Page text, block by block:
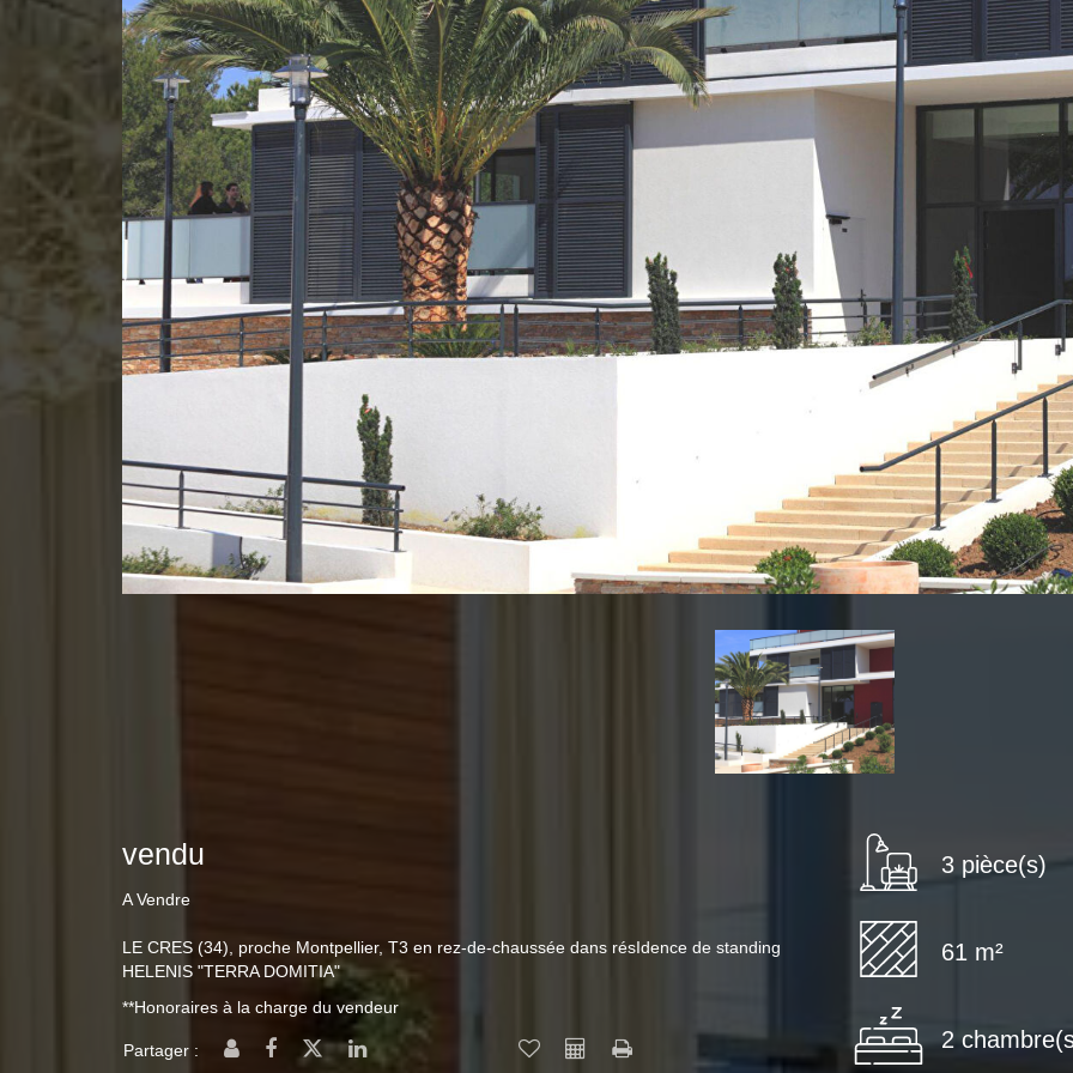
vendu
A Vendre
LE CRES (34), proche Montpellier, T3 en rez-de-chaussée dans résIdence de standing
HELENIS "TERRA DOMITIA"
**Honoraires à la charge du vendeur
Partager :
3 pièce(s)
61 m²
2